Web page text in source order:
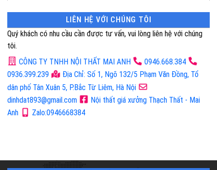
LIÊN HỆ VỚI CHÚNG TÔI
Quý khách có nhu cầu cần được tư vấn, vui lòng liên hệ với chúng
tôi.
CÔNG TY TNHH NỘI THẤT MAI ANH
0946.668.384
0936.399.239
Địa Chỉ: Số 1, Ngõ 132/5 Phạm Văn Đồng, Tổ
dân phố Tân Xuân 5, P.Bắc Từ Liêm, Hà Nội
dinhdat893@gmail.com
Nội thất giá xưởng Thạch Thất - Mai
Anh
Zalo:0946668384